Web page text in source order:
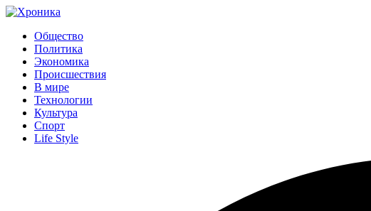
Общество
Политика
Экономика
Происшествия
В мире
Технологии
Культура
Спорт
Life Style